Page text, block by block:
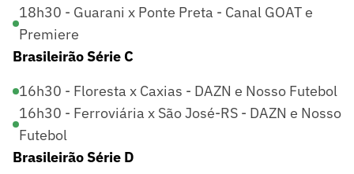
18h30 - Guarani x Ponte Preta - Canal GOAT e
Premiere
Brasileirão Série C
16h30 - Floresta x Caxias - DAZN e Nosso Futebol
16h30 - Ferroviária x São José-RS - DAZN e Nosso
Futebol
Brasileirão Série D